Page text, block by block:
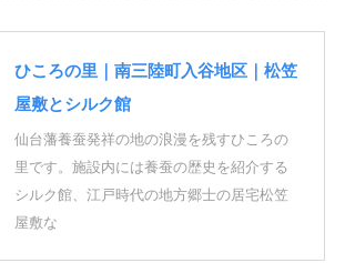
ひころの里｜南三陸町入谷地区｜松笠
屋敷とシルク館
仙台藩養蚕発祥の地の浪漫を残すひころの
里です。施設内には養蚕の歴史を紹介する
シルク館、江戸時代の地方郷士の居宅松笠
屋敷な